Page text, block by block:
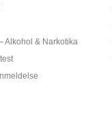
Alkohol & Narkotika